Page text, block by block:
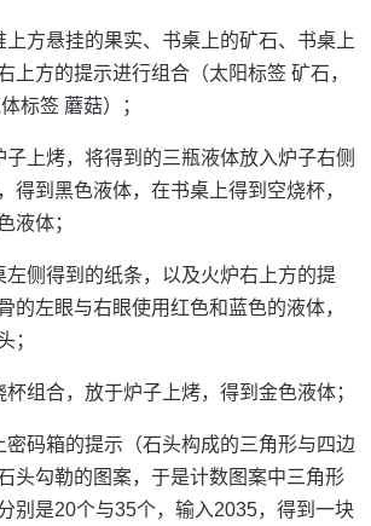
上方悬挂的果实、书桌上的矿石、书桌上
上方的提示进行组合（太阳标签 矿石，
标签 蘑菇）；
子上烤，将得到的三瓶液体放入炉子右侧
得到黑色液体，在书桌上得到空烧杯，
液体；
左侧得到的纸条，以及火炉右上方的提
的左眼与右眼使用红色和蓝色的液体，
；
组合，放于炉子上烤，得到金色液体；
密码箱的提示（石头构成的三角形与四边
头勾勒的图案，于是计数图案中三角形
别是20个与35个，输入2035，得到一块